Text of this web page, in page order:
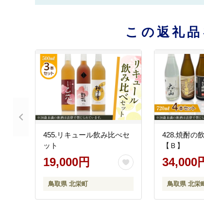
この返礼
455.リキュール飲み比べセ
ット
19,000円
鳥取県 北栄町
428.焼酎の
【Ｂ】
34,000
鳥取県 北栄